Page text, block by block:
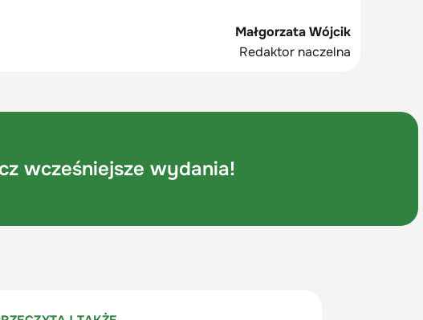
Małgorzata Wójcik
Redaktor naczelna
wcześniejsze wydania!